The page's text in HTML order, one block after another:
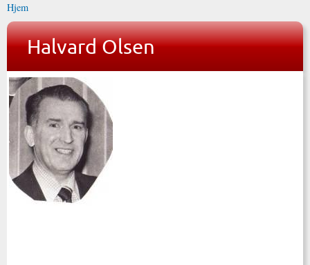
Hjem
Halvard Olsen